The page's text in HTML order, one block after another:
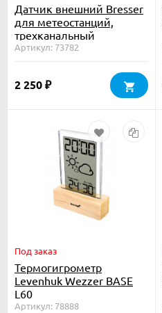
Датчик внешний Bresser
для метеостанций,
трехканальный
Артикул: 73782
2 250 ₽
Под заказ
Термогигрометр
Levenhuk Wezzer BASE
L60
Артикул: 78888